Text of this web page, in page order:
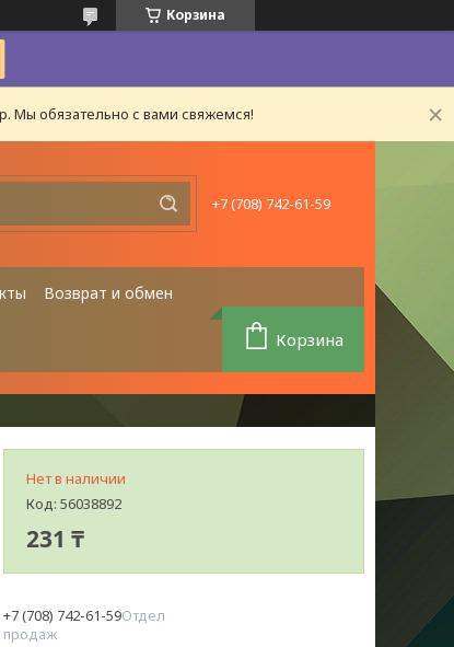
Корзина
Мы обязательно с вами свяжемся!
+7 (708) 742-61-59
Возврат и обмен
Корзина
Нет в наличии
Код: 56038892
231 ₸
+7 (708) 742-61-59Отдел
продаж